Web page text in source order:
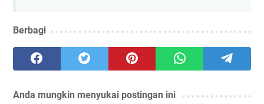
Berbagi
Anda mungkin menyukai postingan ini